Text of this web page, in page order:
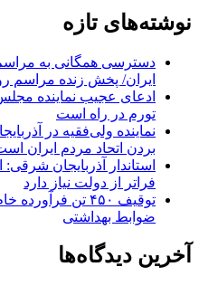
نوشته‌های تازه
دسترسی همگانی به
ایران/ پخش زنده مراسم
ادعای عجیب نماینده
تورم در راه است
نماینده ولی‌فقیه در
بردن اتحاد مردم ایران
استاندار آذربایجان
فراتر از دولت نیاز دارد
توقیف ۴۵۰ تن
ضوابط بهداشتی
آخرین دیدگاه‌ها